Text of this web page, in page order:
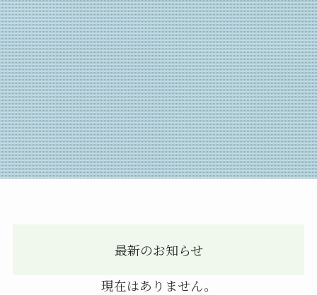
最新のお知らせ
現在はありません。